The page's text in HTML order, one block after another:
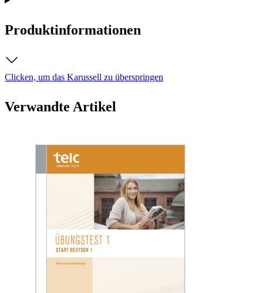
Produktinformationen
Clicken, um das Karussell zu überspringen
Verwandte Artikel